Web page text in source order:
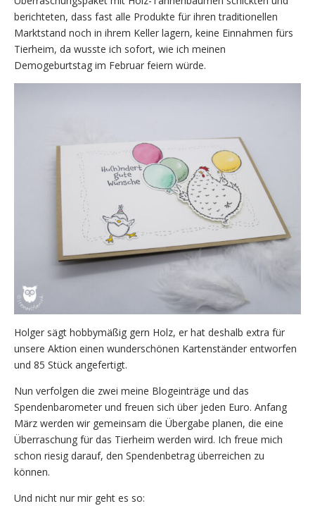
berichteten, dass fast alle Produkte für ihren traditionellen
Marktstand noch in ihrem Keller lagern, keine Einnahmen fürs
Tierheim, da wusste ich sofort, wie ich meinen
Demogeburtstag im Februar feiern würde.
Holger sägt hobbymäßig gern Holz, er hat deshalb extra für
unsere Aktion einen wunderschönen Kartenständer entworfen
und 85 Stück angefertigt.
Nun verfolgen die zwei meine Blogeinträge und das
Spendenbarometer und freuen sich über jeden Euro. Anfang
März werden wir gemeinsam die Übergabe planen, die eine
Überraschung für das Tierheim werden wird. Ich freue mich
schon riesig darauf, den Spendenbetrag überreichen zu
können.
Und nicht nur mir geht es so: